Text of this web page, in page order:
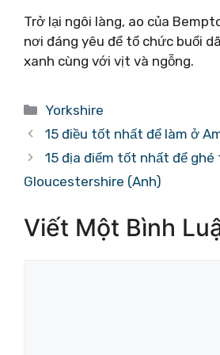
Trở lại ngôi làng, ao của
nơi đáng yêu để tổ chức buổi
xanh cùng với vịt và ngỗng.
Danh
mục
Yorkshire
15 điều tốt nhất để làm ở
15 địa điểm tốt nhất để ghé
Gloucestershire (Anh)
Viết Một Bình